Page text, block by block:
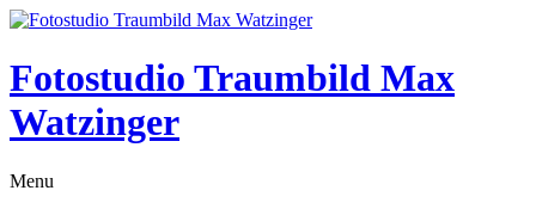
Fotostudio Traumbild Max
Watzinger
Menu